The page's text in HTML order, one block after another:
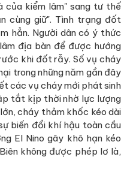
của kiểm lâm" sang tư thế
cùng giữ". Tình trạng đốt
hẳn. Người dân có ý thức
địa bàn để được hướng
khi đốt rẫy. Số vụ cháy
trong những năm gần đây
các vụ cháy mới phát sinh
tắt kịp thời nhờ lực lượng
cháy thảm khốc kéo dài
biến đổi khí hậu toàn cầu
El Nino gây khô hạn kéo
không được phép lơ là,